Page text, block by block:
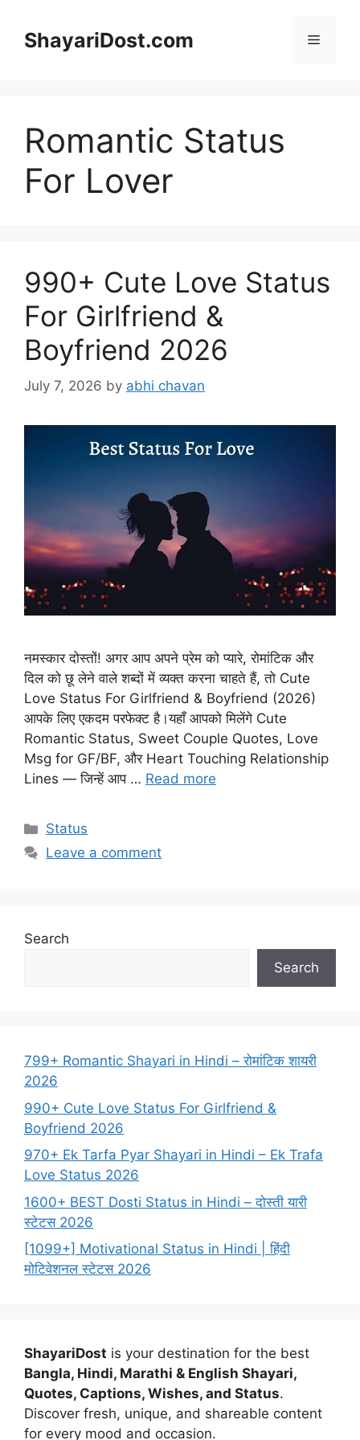
contentShayariDost.com Menu
Romantic Status
For Lover
990+ Cute Love Status
For Girlfriend &
Boyfriend 2026
July 7, 2026 by abhi chavan
नमस्कार दोस्तों! अगर आप अपने प्रेम को प्यारे, रोमांटिक और
दिल को छू लेने वाले शब्दों में व्यक्त करना चाहते हैं, तो Cute
Love Status For Girlfriend & Boyfriend (2026)
आपके लिए एकदम परफेक्ट है।यहाँ आपको मिलेंगे Cute
Romantic Status, Sweet Couple Quotes, Love
Msg for GF/BF, और Heart Touching Relationship
Lines — जिन्हें आप … Read more
Categories
Status
Leave a comment
Search
Search
799+ Romantic Shayari in Hindi – रोमांटिक शायरी
2026
990+ Cute Love Status For Girlfriend &
Boyfriend 2026
970+ Ek Tarfa Pyar Shayari in Hindi – Ek Trafa
Love Status 2026
1600+ BEST Dosti Status in Hindi – दोस्ती यारी
स्टेटस 2026
[1099+] Motivational Status in Hindi | हिंदी
मोटिवेशनल स्टेटस 2026
ShayariDost is your destination for the best
Bangla, Hindi, Marathi & English Shayari,
Quotes, Captions, Wishes, and Status.
Discover fresh, unique, and shareable content
for every mood and occasion.